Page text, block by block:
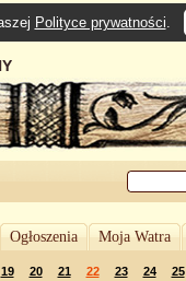
Polityce prywatności.
Ogłoszenia Moja Watra
19 20 21 22 23 24 25